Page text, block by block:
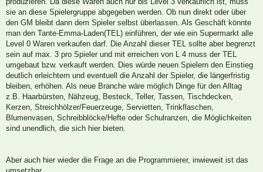
sie an diese Spielergruppe abgegeben werden. Ob nun direkt oder über
den GM bleibt dann dem Spieler selbst überlassen. Als Geschäft könnte
man den Tante-Emma-Laden(TEL) einführen, der wie ein Supermarkt alle
Level 0 Waren verkaufen darf. Die Anzahl dieser TEL sollte aber begrenzt
sein auf max. 3 pro Spieler und mit erreichen von L 4 muss der TEL
umgebaut bzw. verkauft werden. Dies würde neuen Spielern den Einstieg
deutlich erleichtern und eventuell die Anzahl der Spieler, die längerfristig
bleiben, erhöhen. Als neue Branche wäre möglich Dinge für den Alltag
z.B. Haarbürsten, Nähzeug, Besteck, Teller, Tassen, Tischdecken,
Kerzen, Streichhölzer/Feuerzeuge, Servietten, Trinkflaschen,
Blumenvasen, Schreibblöcke/Hefte oder Schulranzen, die Möglichkeiten
sind unendlich, die sich hier bieten.
Aber auch hier wieder die Frage an die Programmierer, inwieweit ist das